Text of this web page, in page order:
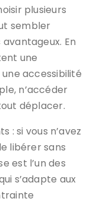
plusieurs
sembler
En
une
accessibilité
n’accéder
déplacer.
: si vous n’avez
libérer sans
est l’un des
s’adapte aux